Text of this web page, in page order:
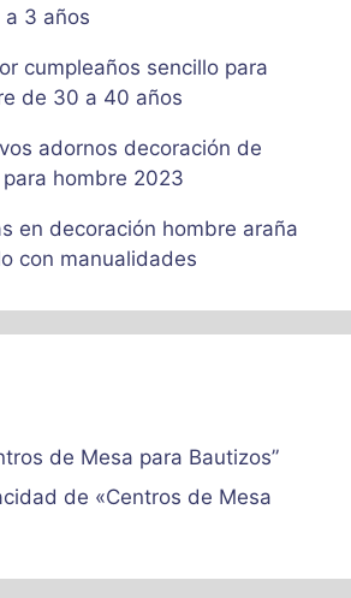
a 3 años
cumpleaños sencillo para
de 30 a 40 años
adornos decoración de
hombre 2023
en decoración hombre araña
con manualidades
de Mesa para Bautizos”
de «Centros de Mesa